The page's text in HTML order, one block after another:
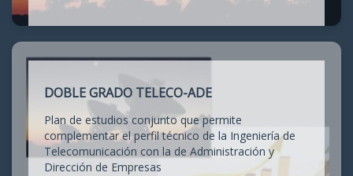
DOBLE GRADO TELECO-ADE
Plan de estudios conjunto que permite
complementar el perfil técnico de la Ingeniería de
Telecomunicación con la de Administración y
Dirección de Empresas